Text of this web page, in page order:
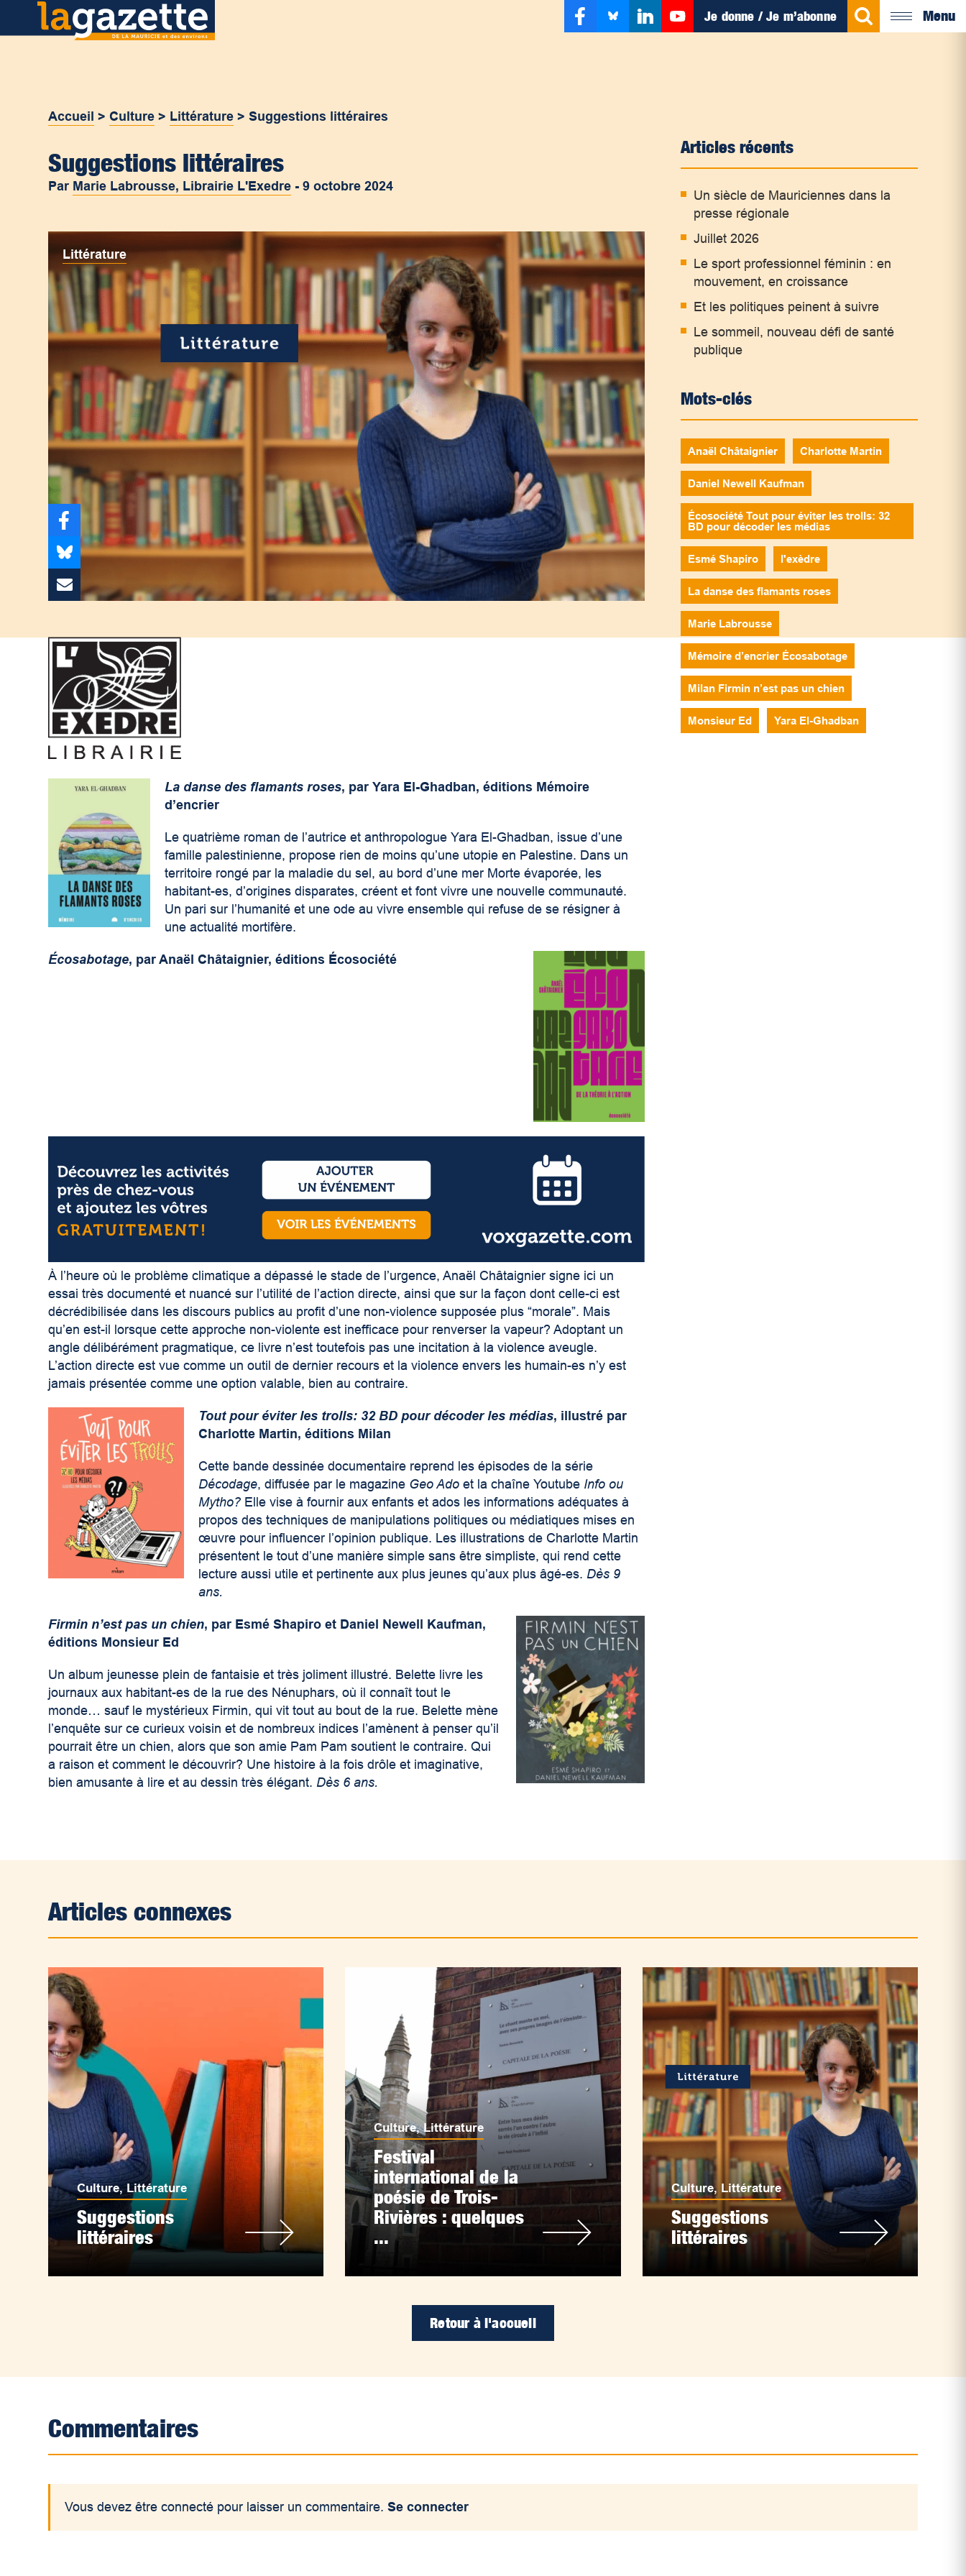
Je donne / Je m’abonne Menu
Accueil >Culture > Littérature >Suggestions littéraires
Suggestions littéraires
Par Marie Labrousse, Librairie L'Exedre -9 octobre 2024
Littérature
La danse des flamants roses, par Yara El-Ghadban, éditions Mémoire
d’encrier
Le quatrième roman de l’autrice et anthropologue Yara El-Ghadban, issue d’une
famille palestinienne, propose rien de moins qu’une utopie en Palestine. Dans un
territoire rongé par la maladie du sel, au bord d’une mer Morte évaporée, les
habitant-es, d’origines disparates, créent et font vivre une nouvelle communauté.
Un pari sur l’humanité et une ode au vivre ensemble qui refuse de se résigner à
une actualité mortifère.
Écosabotage, par Anaël Châtaignier, éditions Écosociété
À l’heure où le problème climatique a dépassé le stade de l’urgence, Anaël Châtaignier signe ici un
essai très documenté et nuancé sur l’utilité de l’action directe, ainsi que sur la façon dont celle-ci est
décrédibilisée dans les discours publics au profit d’une non-violence supposée plus “morale”. Mais
qu’en est-il lorsque cette approche non-violente est inefficace pour renverser la vapeur? Adoptant un
angle délibérément pragmatique, ce livre n’est toutefois pas une incitation à la violence aveugle.
L’action directe est vue comme un outil de dernier recours et la violence envers les humain-es n’y est
jamais présentée comme une option valable, bien au contraire.
Tout pour éviter les trolls: 32 BD pour décoder les médias, illustré par
Charlotte Martin, éditions Milan
Cette bande dessinée documentaire reprend les épisodes de la série
Décodage, diffusée par le magazine Geo Ado et la chaîne Youtube Info ou
Mytho? Elle vise à fournir aux enfants et ados les informations adéquates à
propos des techniques de manipulations politiques ou médiatiques mises en
œuvre pour influencer l’opinion publique. Les illustrations de Charlotte Martin
présentent le tout d’une manière simple sans être simpliste, qui rend cette
lecture aussi utile et pertinente aux plus jeunes qu’aux plus âgé-es. Dès 9
ans.
Firmin n’est pas un chien, par Esmé Shapiro et Daniel Newell Kaufman,
éditions Monsieur Ed
Un album jeunesse plein de fantaisie et très joliment illustré. Belette livre les
journaux aux habitant-es de la rue des Nénuphars, où il connaît tout le
monde… sauf le mystérieux Firmin, qui vit tout au bout de la rue. Belette mène
l’enquête sur ce curieux voisin et de nombreux indices l’amènent à penser qu’il
pourrait être un chien, alors que son amie Pam Pam soutient le contraire. Qui
a raison et comment le découvrir? Une histoire à la fois drôle et imaginative,
bien amusante à lire et au dessin très élégant. Dès 6 ans.
Articles récents
Un siècle de Mauriciennes dans la
presse régionale
Juillet 2026
Le sport professionnel féminin : en
mouvement, en croissance
Et les politiques peinent à suivre
Le sommeil, nouveau défi de santé
publique
Mots-clés
Anaël Châtaignier Charlotte Martin
Daniel Newell Kaufman
Écosociété Tout pour éviter les trolls: 32
BD pour décoder les médias
Esmé Shapiro l'exèdre
La danse des flamants roses
Marie Labrousse
Mémoire d’encrier Écosabotage
Milan Firmin n’est pas un chien
Monsieur Ed Yara El-Ghadban
Articles connexes
Culture,Littérature
Suggestions
littéraires
Culture,Littérature
Festival
international de la
poésie de Trois-
Rivières : quelques
...
Culture, Littérature
Suggestions
littéraires
Retour à l'accueil
Commentaires
Vous devez être connecté pour laisser un commentaire.Se connecter